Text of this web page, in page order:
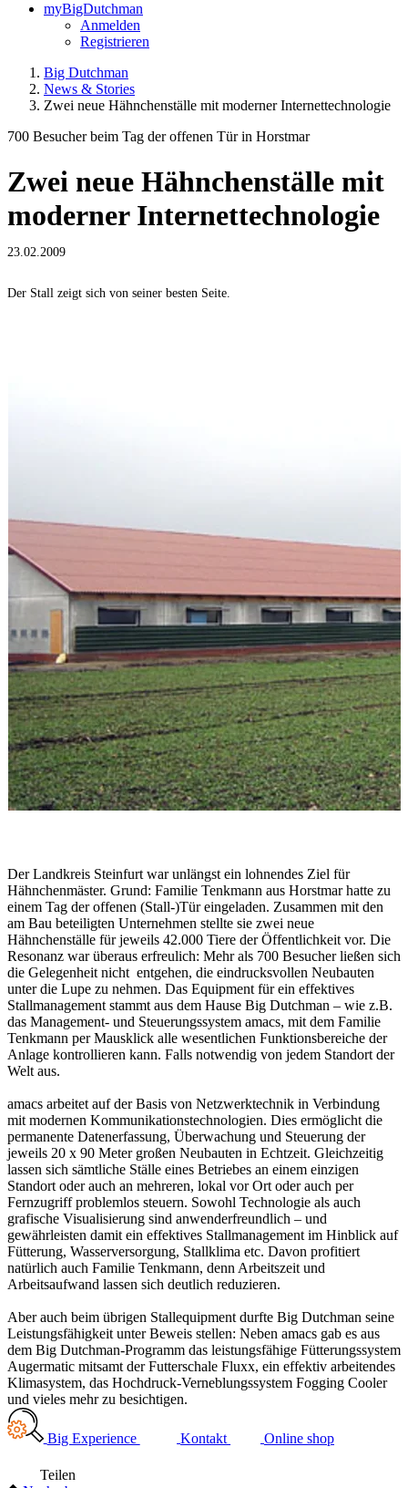
myBigDutchman
Anmelden
Registrieren
Big Dutchman
News & Stories
Zwei neue Hähnchenställe mit moderner Internettechnologie
700 Besucher beim Tag der offenen Tür in Horstmar
Zwei neue Hähnchenställe mit
moderner Internettechnologie
23.02.2009
Der Stall zeigt sich von seiner besten Seite.
Der Landkreis Steinfurt war unlängst ein lohnendes Ziel für
Hähnchenmäster. Grund: Familie Tenkmann aus Horstmar hatte zu
einem Tag der offenen (Stall-)Tür eingeladen. Zusammen mit den
am Bau beteiligten Unternehmen stellte sie zwei neue
Hähnchenställe für jeweils 42.000 Tiere der Öffentlichkeit vor. Die
Resonanz war überaus erfreulich: Mehr als 700 Besucher ließen sich
die Gelegenheit nicht entgehen, die eindrucksvollen Neubauten
unter die Lupe zu nehmen. Das Equipment für ein effektives
Stallmanagement stammt aus dem Hause Big Dutchman – wie z.B.
das Management- und Steuerungssystem amacs, mit dem Familie
Tenkmann per Mausklick alle wesentlichen Funktionsbereiche der
Anlage kontrollieren kann. Falls notwendig von jedem Standort der
Welt aus.
amacs arbeitet auf der Basis von Netzwerktechnik in Verbindung
mit modernen Kommunikationstechnologien. Dies ermöglicht die
permanente Datenerfassung, Überwachung und Steuerung der
jeweils 20 x 90 Meter großen Neubauten in Echtzeit. Gleichzeitig
lassen sich sämtliche Ställe eines Betriebes an einem einzigen
Standort oder auch an mehreren, lokal vor Ort oder auch per
Fernzugriff problemlos steuern. Sowohl Technologie als auch
grafische Visualisierung sind anwenderfreundlich – und
gewährleisten damit ein effektives Stallmanagement im Hinblick auf
Fütterung, Wasserversorgung, Stallklima etc. Davon profitiert
natürlich auch Familie Tenkmann, denn Arbeitszeit und
Arbeitsaufwand lassen sich deutlich reduzieren.
Aber auch beim übrigen Stallequipment durfte Big Dutchman seine
Leistungsfähigkeit unter Beweis stellen: Neben amacs gab es aus
dem Big Dutchman-Programm das leistungsfähige Fütterungssystem
Augermatic mitsamt der Futterschale Fluxx, ein effektiv arbeitendes
Klimasystem, das Hochdruck-Verneblungssystem Fogging Cooler
und vieles mehr zu besichtigen.
Big Experience Kontakt Online shop
Teilen